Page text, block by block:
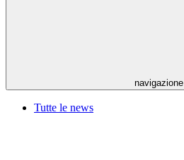
navigazione
Tutte le news